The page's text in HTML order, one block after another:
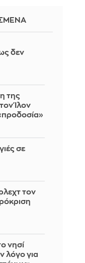
δεν
της
Ίλον
σε
τον
νησί
λόγο για